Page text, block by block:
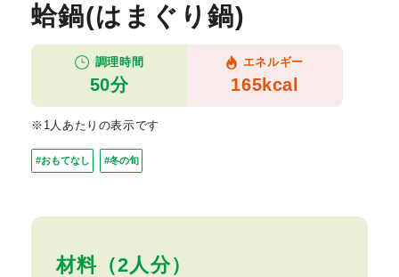
材料（2人分）
蛤鍋(はまぐり鍋)
調理時間
50分
エネルギー
165kcal
※1人あたりの表示です
#おもてなし #冬の旬